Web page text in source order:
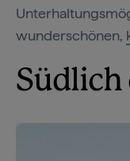
wunderschönen,
Südlich